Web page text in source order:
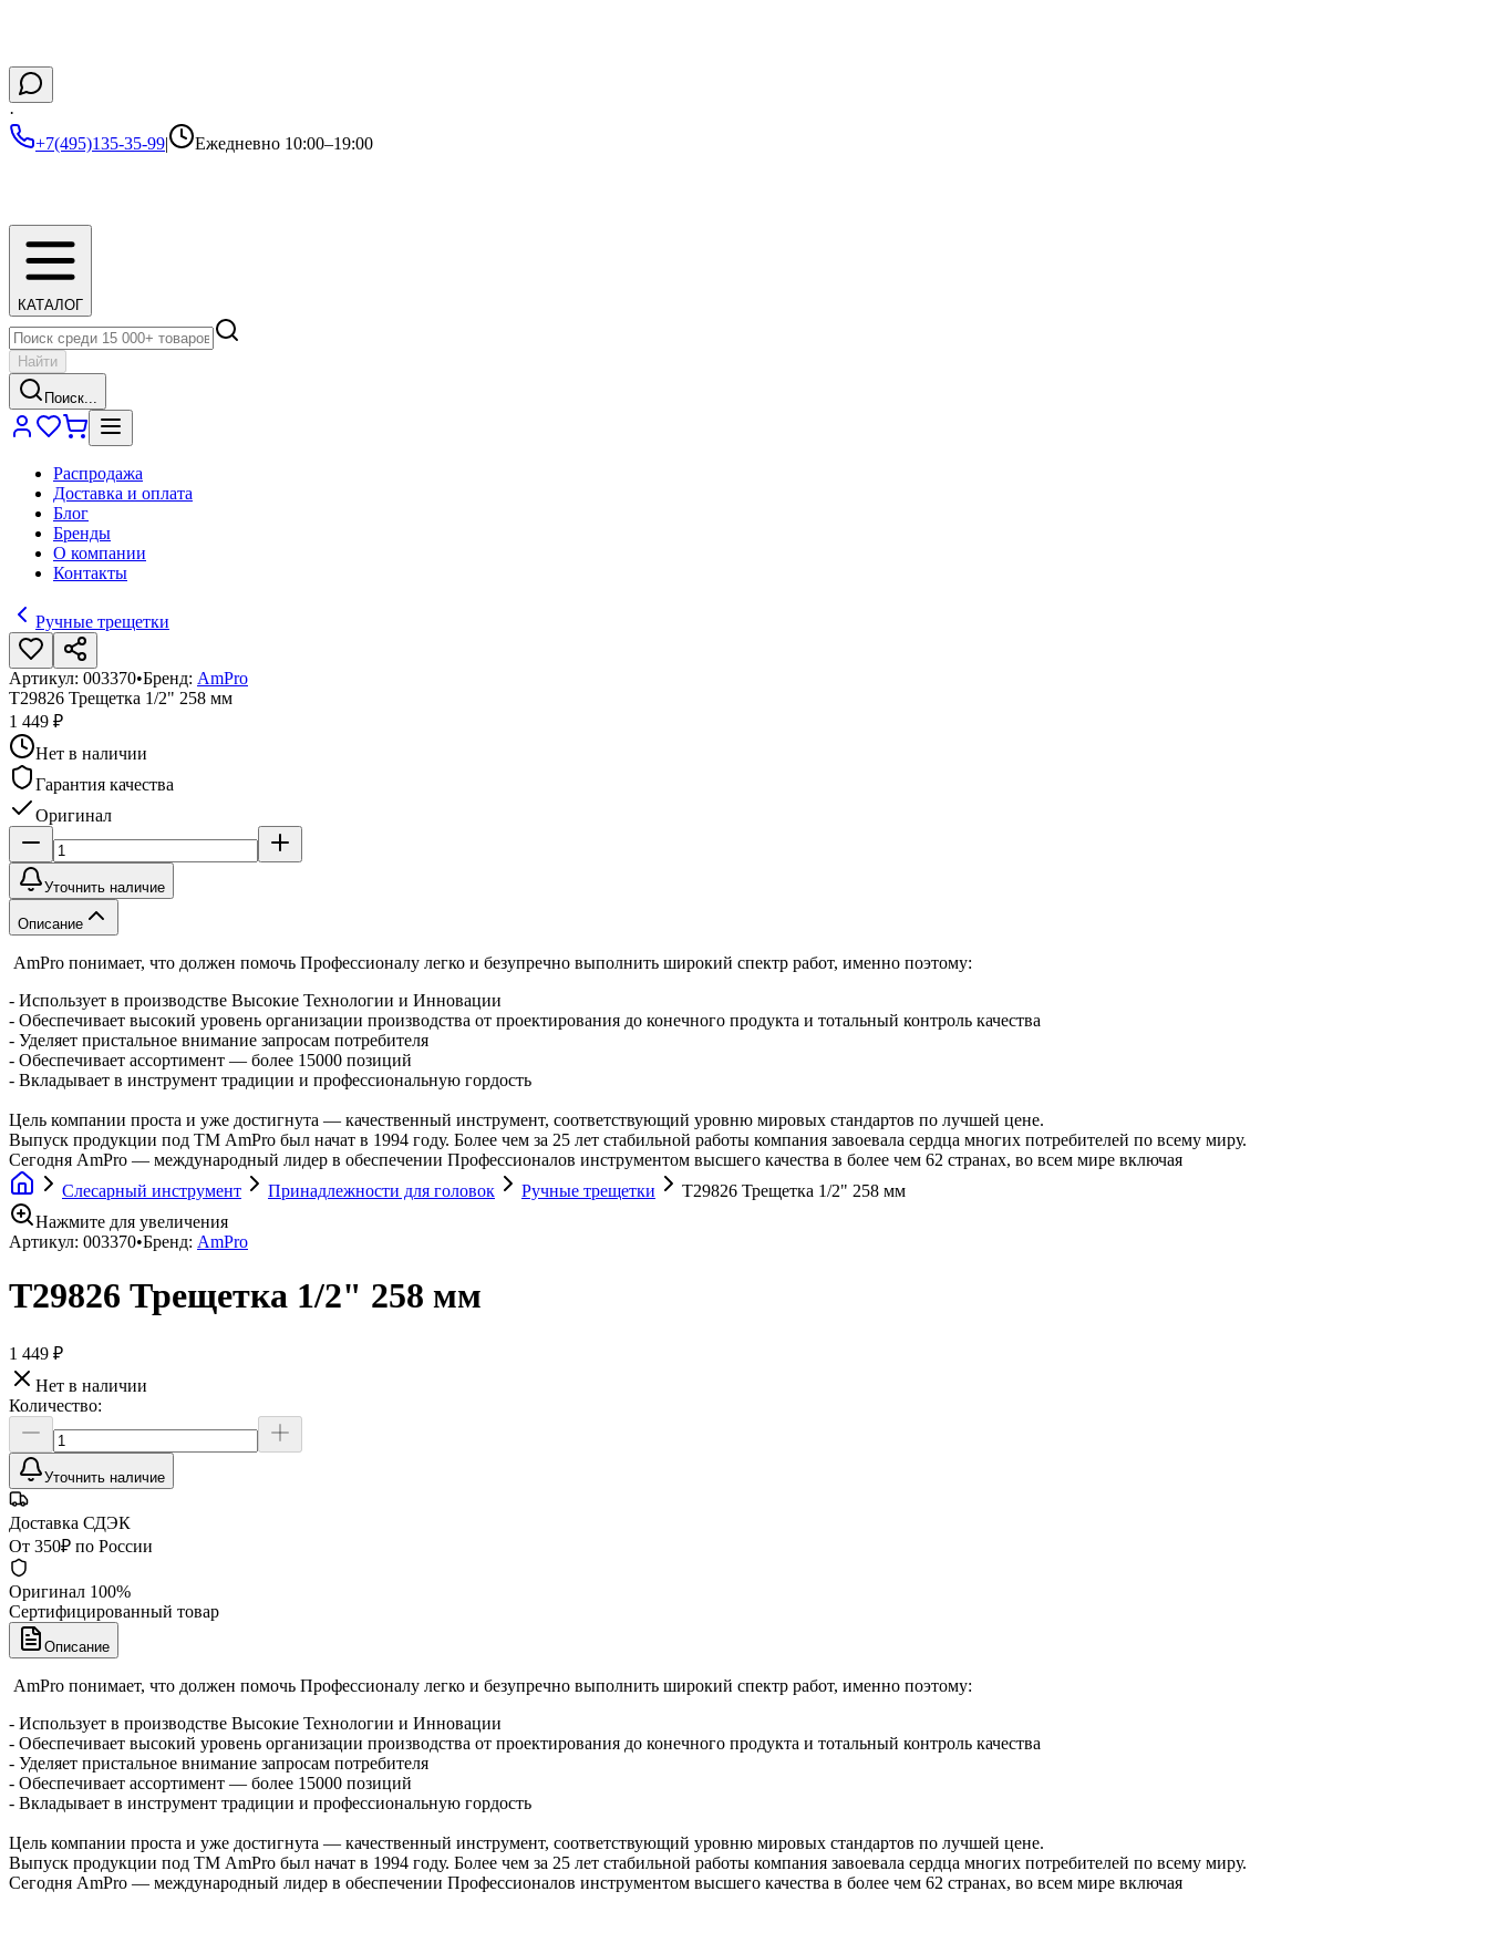
·
+7(495)135-35-99| Ежедневно 10:00–19:00
КАТАЛОГ
Найти
Поиск...
Распродажа
Доставка и оплата
Блог
Бренды
О компании
Контакты
Ручные трещетки
Артикул: 003370•Бренд: AmPro
T29826 Трещетка 1/2" 258 мм
1 449 ₽
Нет в наличии
Гарантия качества
Оригинал
Уточнить наличие
Описание
AmPro понимает, что должен помочь Профессионалу легко и безупречно выполнить широкий спектр работ, именно поэтому:
- Использует в производстве Высокие Технологии и Инновации
- Обеспечивает высокий уровень организации производства от проектирования до конечного продукта и тотальный контроль качества
- Уделяет пристальное внимание запросам потребителя
- Обеспечивает ассортимент — более 15000 позиций
- Вкладывает в инструмент традиции и профессиональную гордость
Цель компании проста и уже достигнута — качественный инструмент, соответствующий уровню мировых стандартов по лучшей цене.
Выпуск продукции под ТМ AmPro был начат в 1994 году. Более чем за 25 лет стабильной работы компания завоевала сердца многих потребителей по всему миру.
Сегодня AmPro — международный лидер в обеспечении Профессионалов инструментом высшего качества в более чем 62 странах, во всем мире включая
Слесарный инструмент
Принадлежности для головок Ручные трещетки
T29826 Трещетка 1/2" 258 мм
Нажмите для увеличения
Артикул: 003370•Бренд: AmPro
T29826 Трещетка 1/2" 258 мм
1 449 ₽
Нет в наличии
Количество:
Уточнить наличие
Доставка СДЭК
От 350₽ по России
Оригинал 100%
Сертифицированный товар
Описание
AmPro понимает, что должен помочь Профессионалу легко и безупречно выполнить широкий спектр работ, именно поэтому:
- Использует в производстве Высокие Технологии и Инновации
- Обеспечивает высокий уровень организации производства от проектирования до конечного продукта и тотальный контроль качества
- Уделяет пристальное внимание запросам потребителя
- Обеспечивает ассортимент — более 15000 позиций
- Вкладывает в инструмент традиции и профессиональную гордость
Цель компании проста и уже достигнута — качественный инструмент, соответствующий уровню мировых стандартов по лучшей цене.
Выпуск продукции под ТМ AmPro был начат в 1994 году. Более чем за 25 лет стабильной работы компания завоевала сердца многих потребителей по всему миру.
Сегодня AmPro — международный лидер в обеспечении Профессионалов инструментом высшего качества в более чем 62 странах, во всем мире включая